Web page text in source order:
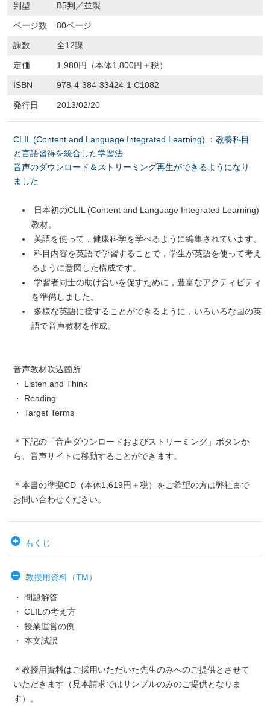
判型 B5判／並製
ページ数 80ページ
課数 全12課
定価 1,980円（本体1,800円＋税）
ISBN 978-4-384-33424-1 C1082
発行日 2013/02/20
CLIL (Content and Language Integrated Learning) ：教養科目
と言語習得を統合した学習法
音声のダウンロード＆ストリーミング再生ができるようになり
ました
日本初のCLIL (Content and Language Integrated Learning)
教材。
英語を使って，健康科学を学べるように編集されています。
科目内容を英語で学習することで，学生が英語を使って考え
るように意図した構成です。
学習者同士の助け合いを促すために，豊富なアクティビティ
を準備しました。
多様な英語に接することができるように，いろいろな国の英
語で音声教材を作成。
音声教材吹込箇所
・ Listen and Think
・ Reading
・ Target Terms
＊下記の「音声ダウンロードおよびストリーミング」ボタンか
ら、音声サイトに移動することができます。
＊本書の準拠CD（本体1,619円＋税）をご希望の方は弊社まで
お問い合わせください。
もくじ
教授用資料（TM）
・ 問題解答
・ CLILの考え方
・ 授業運営の例
・ 本文試訳
＊教授用資料はご採用いただいた先生のみへのご提供とさせて
いただきます（見本請求ではサンプルのみのご提供となりま
す）。